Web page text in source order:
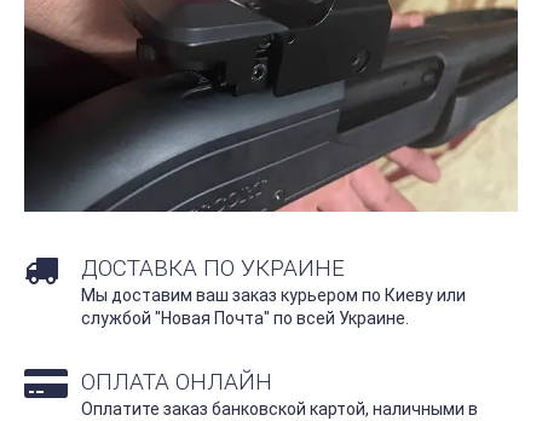
ДОСТАВКА ПО УКРАИНЕ
Мы доставим ваш заказ курьером по Киеву или
службой "Новая Почта" по всей Украине.
ОПЛАТА ОНЛАЙН
Оплатите заказ банковской картой, наличными в